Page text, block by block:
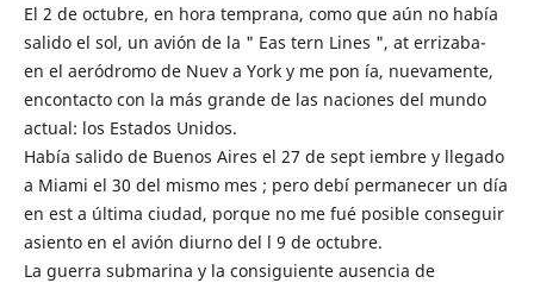
El 2 de octubre, en hora temprana, como que aún no había
salido el sol, un avión de la " Eas tern Lines ", at errizaba-
en el aeródromo de Nuev a York y me pon ía, nuevamente,
encontacto con la más grande de las naciones del mundo
actual: los Estados Unidos.
Había salido de Buenos Aires el 27 de sept iembre y llegado
a Miami el 30 del mismo mes ; pero debí permanecer un día
en est a última ciudad, porque no me fué posible conseguir
asiento en el avión diurno del l 9 de octubre.
La guerra submarina y la consiguiente ausencia de